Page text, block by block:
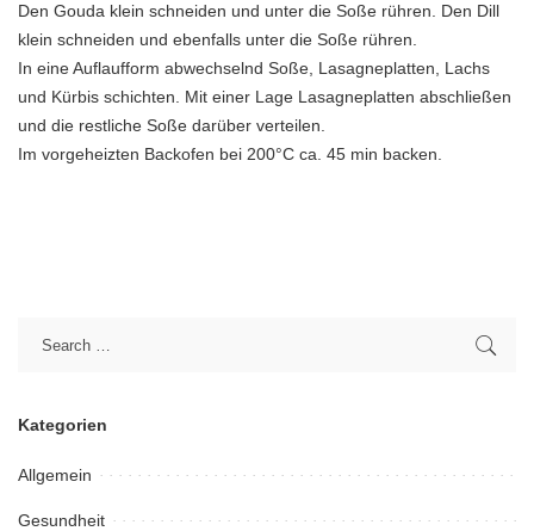
Den Gouda klein schneiden und unter die Soße rühren. Den Dill
klein schneiden und ebenfalls unter die Soße rühren.
In eine Auflaufform abwechselnd Soße, Lasagneplatten, Lachs
und Kürbis schichten. Mit einer Lage Lasagneplatten abschließen
und die restliche Soße darüber verteilen.
Im vorgeheizten Backofen bei 200°C ca. 45 min backen.
Kategorien
Allgemein
Gesundheit